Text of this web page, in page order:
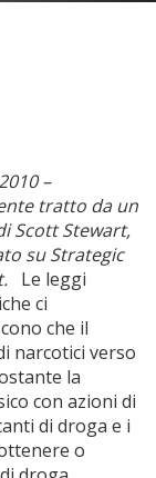
–
tratto da un
Scott Stewart,
su Strategic
Le leggi
ci
che il
narcotici verso
la
con azioni di
di droga e i
o